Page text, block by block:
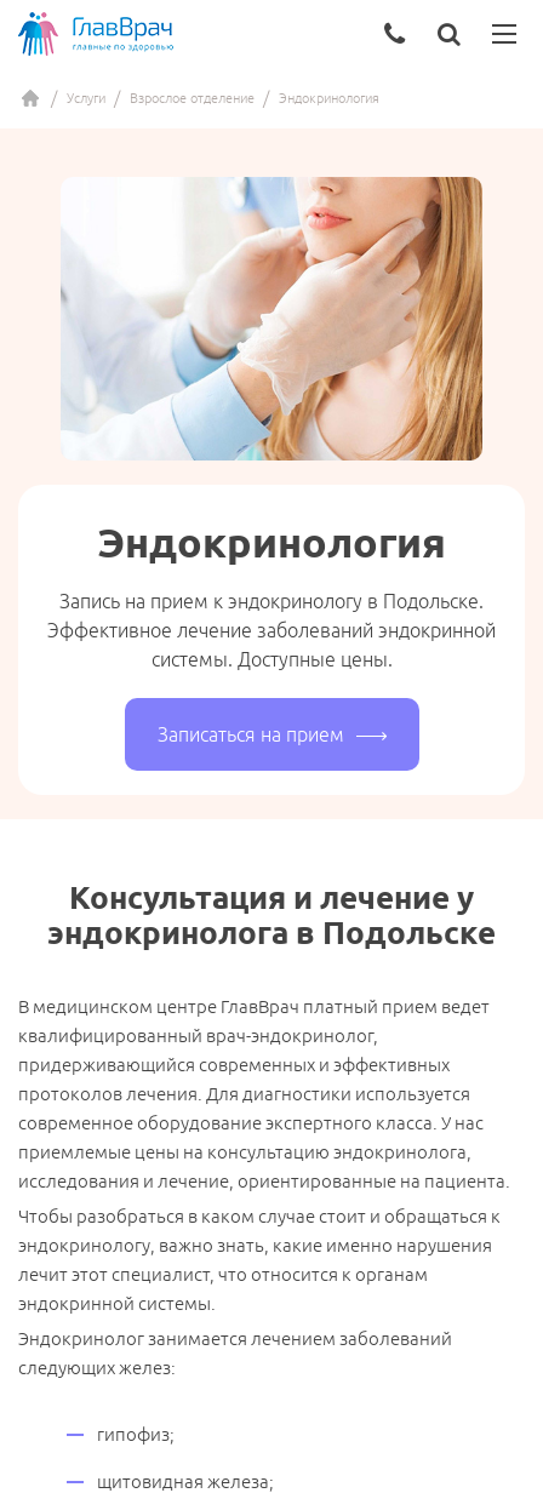
Услуги Взрослое отделение Эндокринология
Эндокринология
Запись на прием к эндокринологу в Подольске.
Эффективное лечение заболеваний эндокринной
системы. Доступные цены.
Записаться на прием
Консультация и лечение у
эндокринолога в Подольске
В медицинском центре ГлавВрач платный прием ведет
квалифицированный врач-эндокринолог,
придерживающийся современных и эффективных
протоколов лечения. Для диагностики используется
современное оборудование экспертного класса. У нас
приемлемые цены на консультацию эндокринолога,
исследования и лечение, ориентированные на пациента.
Чтобы разобраться в каком случае стоит и обращаться к
эндокринологу, важно знать, какие именно нарушения
лечит этот специалист, что относится к органам
эндокринной системы.
Эндокринолог занимается лечением заболеваний
следующих желез:
гипофиз;
щитовидная железа;